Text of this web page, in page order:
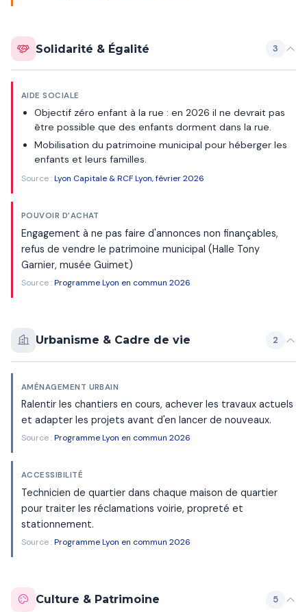
Solidarité & Égalité 3
AIDE SOCIALE
Objectif zéro enfant à la rue : en 2026 il ne devrait pas
être possible que des enfants dorment dans la rue.
Mobilisation du patrimoine municipal pour héberger les
enfants et leurs familles.
Source :Lyon Capitale & RCF Lyon, février 2026
POUVOIR D’ACHAT
Engagement à ne pas faire d'annonces non finançables,
refus de vendre le patrimoine municipal (Halle Tony
Garnier, musée Guimet)
Source :Programme Lyon en commun 2026
Urbanisme & Cadre de vie 2
AMÉNAGEMENT URBAIN
Ralentir les chantiers en cours, achever les travaux actuels
et adapter les projets avant d'en lancer de nouveaux.
Source :Programme Lyon en commun 2026
ACCESSIBILITÉ
Technicien de quartier dans chaque maison de quartier
pour traiter les réclamations voirie, propreté et
stationnement.
Source :Programme Lyon en commun 2026
Culture & Patrimoine 5